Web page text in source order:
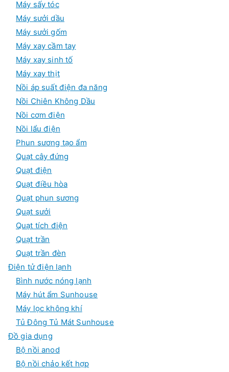
Máy sấy tóc
Máy sưởi dầu
Máy sưởi gốm
Máy xay cầm tay
Máy xay sinh tố
Máy xay thịt
Nồi áp suất điện đa năng
Nồi Chiên Không Dầu
Nồi cơm điện
Nồi lẩu điện
Phun sương tạo ẩm
Quạt cây đứng
Quạt điện
Quạt điều hòa
Quạt phun sương
Quạt sưởi
Quạt tích điện
Quạt trần
Quạt trần đèn
Điện tử điện lạnh
Bình nước nóng lạnh
Máy hút ẩm Sunhouse
Máy lọc không khí
Tủ Đông Tủ Mát Sunhouse
Đồ gia dụng
Bộ nồi anod
Bộ nồi chảo kết hợp